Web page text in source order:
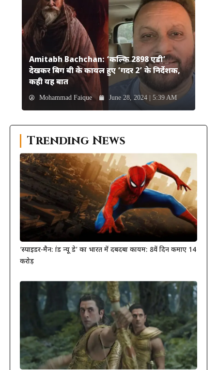
Amitabh Bachchan: ‘कल्कि 2898 एडी’
देखकर बिग बी के कायल हुए ‘गदर 2’ के निर्देशक,
कही यह बात
Mohammad Faique June 28, 2024 | 5:39 AM
Trending News
‘स्पाइडर-मैन: ब्रांड न्यू डे’ का भारत में दबदबा कायम: 8वें दिन कमाए 14
करोड़